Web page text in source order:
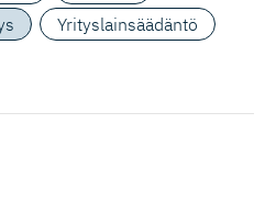
Yrityslainsäädäntö